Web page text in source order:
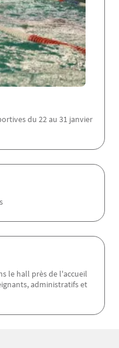
du 22 au 31 janvier
le hall près de l'accueil
administratifs et